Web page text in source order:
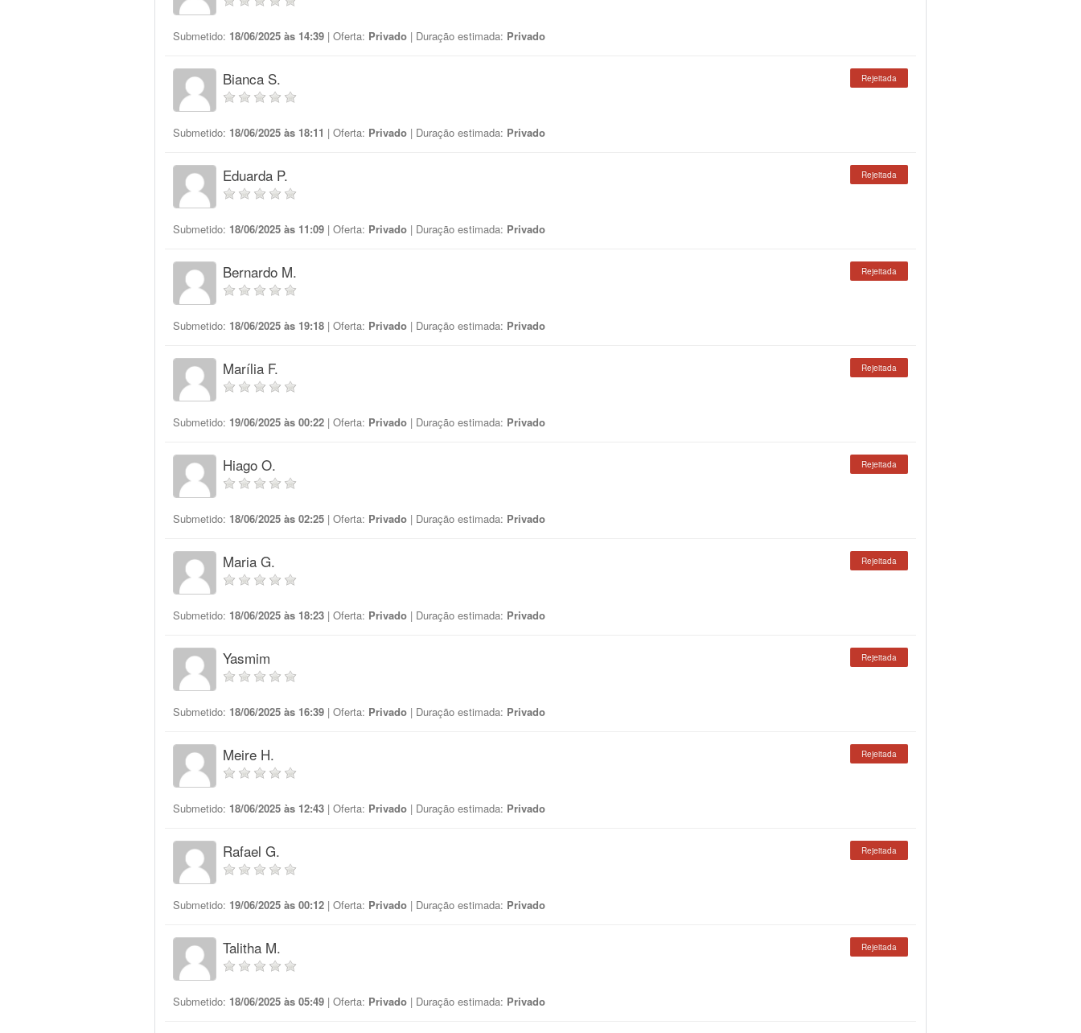
Submetido: 18/06/2025 às 14:39 | Oferta: Privado | Duração estimada: Privado
Bianca S. Rejeitada
Submetido: 18/06/2025 às 18:11 | Oferta: Privado | Duração estimada: Privado
Eduarda P. Rejeitada
Submetido: 18/06/2025 às 11:09 | Oferta: Privado | Duração estimada: Privado
Bernardo M. Rejeitada
Submetido: 18/06/2025 às 19:18 | Oferta: Privado | Duração estimada: Privado
Marília F. Rejeitada
Submetido: 19/06/2025 às 00:22 | Oferta: Privado | Duração estimada: Privado
Hiago O. Rejeitada
Submetido: 18/06/2025 às 02:25 | Oferta: Privado | Duração estimada: Privado
Maria G. Rejeitada
Submetido: 18/06/2025 às 18:23 | Oferta: Privado | Duração estimada: Privado
Yasmim Rejeitada
Submetido: 18/06/2025 às 16:39 | Oferta: Privado | Duração estimada: Privado
Meire H. Rejeitada
Submetido: 18/06/2025 às 12:43 | Oferta: Privado | Duração estimada: Privado
Rafael G. Rejeitada
Submetido: 19/06/2025 às 00:12 | Oferta: Privado | Duração estimada: Privado
Talitha M. Rejeitada
Submetido: 18/06/2025 às 05:49 | Oferta: Privado | Duração estimada: Privado